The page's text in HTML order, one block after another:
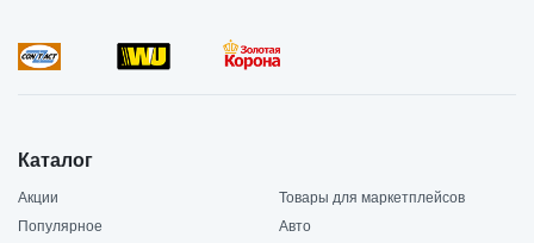
Каталог
Акции
Товары для маркетплейсов
Популярное
Авто